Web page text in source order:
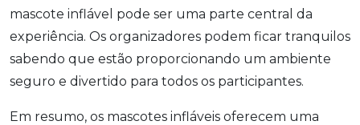
mascote inflável pode ser uma parte central da
experiência. Os organizadores podem ficar tranquilos
sabendo que estão proporcionando um ambiente
seguro e divertido para todos os participantes.
Em resumo, os mascotes infláveis oferecem uma